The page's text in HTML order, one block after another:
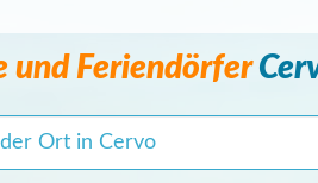
und Feriendörfer